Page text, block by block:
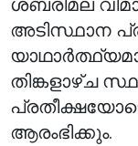
ശബരിമല
അടിസ്ഥാന
തിങ്കളാഴ്ച
ആരംഭിക്കും.